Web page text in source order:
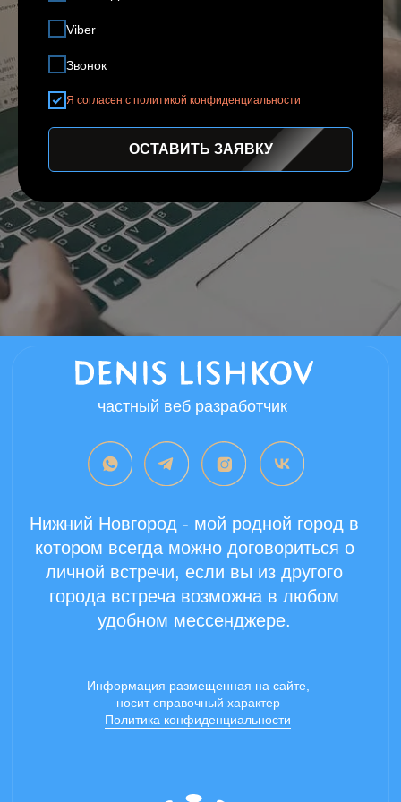
Viber
Звонок
Я согласен с политикой конфиденциальности
ОСТАВИТЬ ЗАЯВКУ
Нижний Новгород - мой родной город в
котором всегда можно договориться о
личной встречи, если вы из другого
города встреча возможна в любом
удобном мессенджере.
Copyright 2024 ©
Все права защищены.
Информация размещенная на сайте,
носит справочный характер
Политика конфиденциальности
частный веб разработчик